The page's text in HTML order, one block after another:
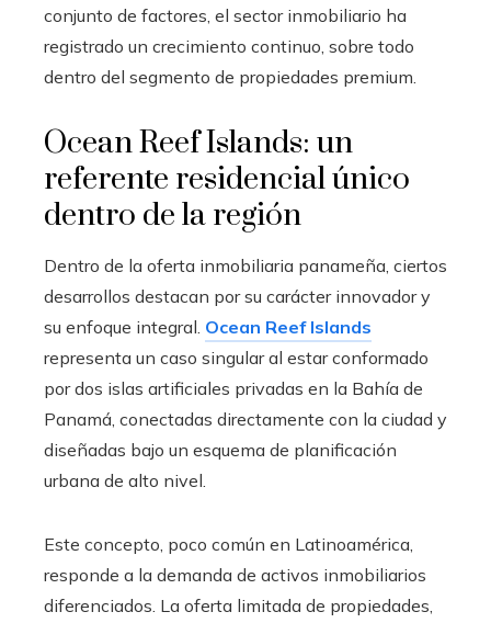
conjunto de factores, el sector inmobiliario ha
registrado un crecimiento continuo, sobre todo
dentro del segmento de propiedades premium.
Ocean Reef Islands: un
referente residencial único
dentro de la región
Dentro de la oferta inmobiliaria panameña, ciertos
desarrollos destacan por su carácter innovador y
su enfoque integral. Ocean Reef Islands
representa un caso singular al estar conformado
por dos islas artificiales privadas en la Bahía de
Panamá, conectadas directamente con la ciudad y
diseñadas bajo un esquema de planificación
urbana de alto nivel.
Este concepto, poco común en Latinoamérica,
responde a la demanda de activos inmobiliarios
diferenciados. La oferta limitada de propiedades,